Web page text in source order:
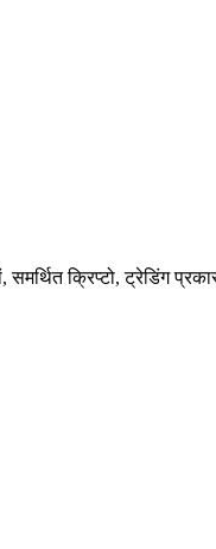
क्रिप्टो, ट्रेडिंग